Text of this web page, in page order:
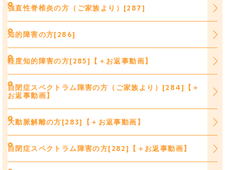
強直性脊椎炎の方（ご家族より）[287]
知的障害の方[286]
軽度知的障害の方[285]【＋お返事動画】
自閉症スペクトラム障害の方（ご家族より）[284]【＋
お返事動画】
大動脈解離の方[283]【＋お返事動画】
自閉症スペクトラム障害の方[282]【＋お返事動画】